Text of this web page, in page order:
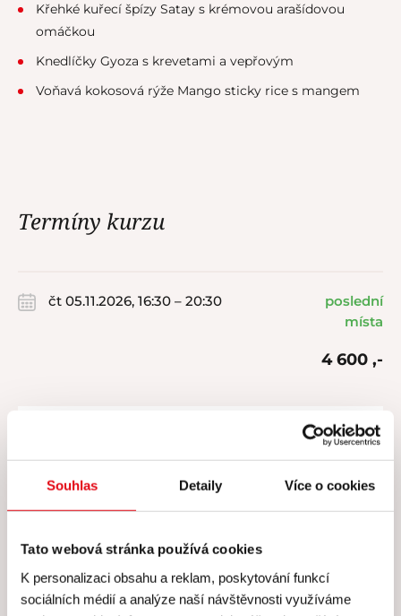
Souhlas Detaily Více o cookies
Tato webová stránka používá cookies
K personalizaci obsahu a reklam, poskytování funkcí
sociálních médií a analýze naší návštěvnosti využíváme
Křehké kuřecí špízy Satay s krémovou arašídovou
omáčkou
Knedlíčky Gyoza s krevetami a vepřovým
Voňavá kokosová rýže Mango sticky rice s mangem
Termíny kurzu
čt 05.11.2026, 16:30 – 20:30
poslední
místa
4 600 ,-
Cena všech kurzů zahrnuje